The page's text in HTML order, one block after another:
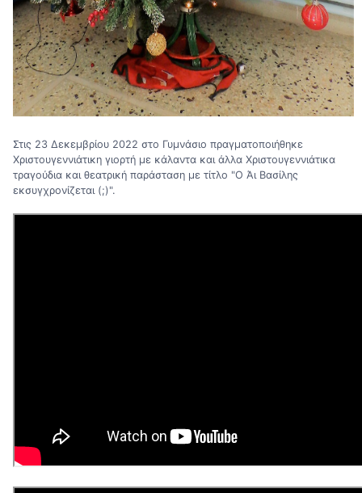
Στις 23 Δεκεμβρίου 2022 στο Γυμνάσιο πραγματοποιήθηκε
Χριστουγεννιάτικη γιορτή με κάλαντα και άλλα Χριστουγεννιάτικα
τραγούδια και θεατρική παράσταση με τίτλο "Ο Άι Βασίλης
εκσυγχρονίζεται (;)".